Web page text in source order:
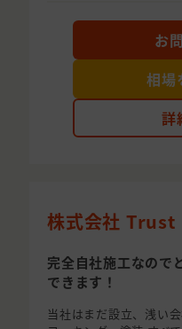
詳
お
相場
株式会社 Trust
完全自社施工なので
できます！
当社はまだ設立、浅い